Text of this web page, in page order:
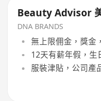
Beauty Advisor
DNA BRANDS
無上限佣金，獎金
12天有薪年假，生
服裝津貼，公司產